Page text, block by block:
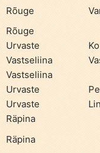
Rõuge
Rõuge
Urvaste
Vastseliina
Vastseliina
Urvaste
Urvaste
Räpina
Räpina